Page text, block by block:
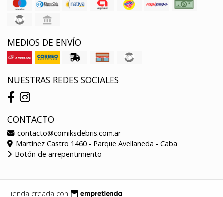
MEDIOS DE ENVÍO
NUESTRAS REDES SOCIALES
CONTACTO
contacto@comiksdebris.com.ar
Martinez Castro 1460 - Parque Avellaneda - Caba
Botón de arrepentimiento
Tienda creada con